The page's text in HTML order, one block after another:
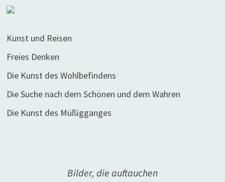
Kunst und Reisen
Freies Denken
Die Kunst des Wohlbefindens
Die Suche nach dem Schönen und dem Wahren
Die Kunst des Müßigganges
Bilder, die auftauchen